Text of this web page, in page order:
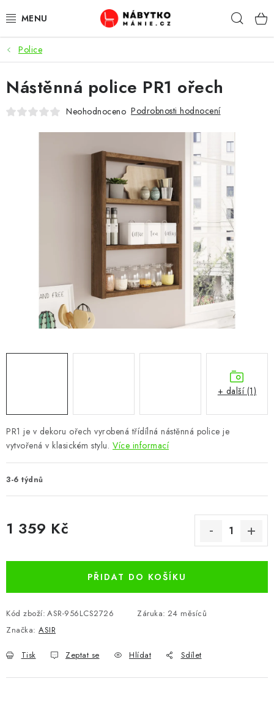
na
OBÝVACÍ POKOJ
KUCHYŇ A JÍDELNA
LOŽNICE
KANCELÁŘ / PRACOVNA
CHOVATELSKÉ POTŘEBY
DOPLŇKY A DEKORACE
VÝPRODEJ
Kontakty
Police
PR1 je v dekoru ořech vyrobená třídílná nástěnná police je
vytvořená v klasickém stylu. Více informací
3-6 týdnů
1 359 Kč
PŘIDAT DO KOŠÍKU
Kód zboží: ASR-956LCS2726 Záruka: 24 měsíců
Značka: ASIR
Tisk Zeptat se Hlídat Sdílet
Nástěnná police PR1 ořech
Neohodnoceno Podrobnosti hodnocení
+ další (1)